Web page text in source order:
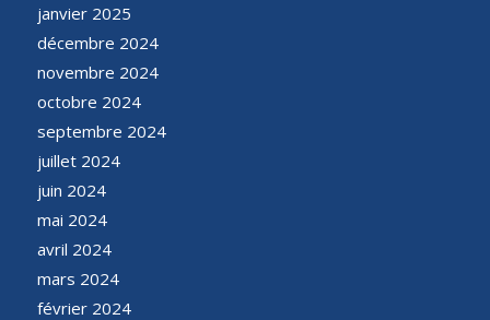
janvier 2025
décembre 2024
novembre 2024
octobre 2024
septembre 2024
juillet 2024
juin 2024
mai 2024
avril 2024
mars 2024
février 2024